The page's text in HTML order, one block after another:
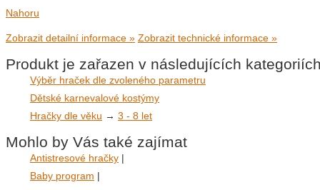
Nahoru
Zobrazit detailní informace » Zobrazit technické informace »
Produkt je zařazen v následujících
Výběr hraček dle zvoleného parametru
Dětské karnevalové kostýmy
Hračky dle věku → 3 - 8 let
Mohlo by Vás také zajímat
Antistresové hračky |
Baby program |